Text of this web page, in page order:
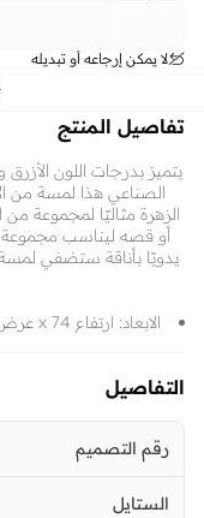
لا يمكن إرجاعه أو تبديله
تفاصيل المنتج
يتميز بدرجات اللون
الصناعي هذا لمسة من
الزهرة مثاليًا لمجموعة
أو قصه ليناسب مجموعة
يدويًا بأناقة ستضفي
الابعاد: ارتفاع 74 x عرض 18 x عمق 18 سم
التفاصيل
رقم التصميم
الستايل